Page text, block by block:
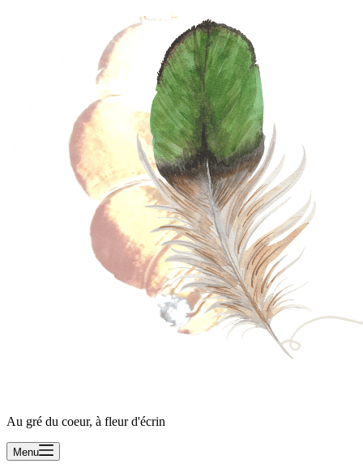
Au gré du coeur, à fleur d'écrin
Menu